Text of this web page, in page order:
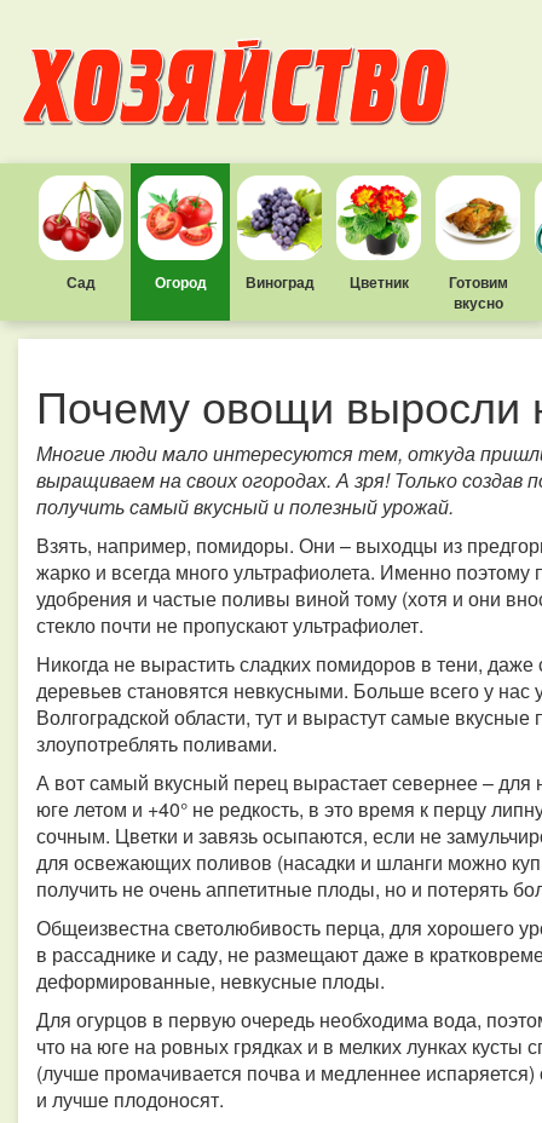
Сад Огород Виноград Цветник
Готовим
вкусно
Почему овощи выросли
Многие люди мало интересуются тем, откуда
выращиваем на своих огородах. А зря! Только создав
получить самый вкусный и полезный урожай.
Взять, например, помидоры. Они – выходцы из
жарко и всегда много ультрафиолета. Именно
удобрения и частые поливы виной тому (хотя и они
стекло почти не пропускают ультрафиолет.
Никогда не вырастить сладких помидоров в тени,
деревьев становятся невкусными. Больше всего у
Волгоградской области, тут и вырастут самые
злоупотреблять поливами.
А вот самый вкусный перец вырастает севернее – для
юге летом и +40° не редкость, в это время к перцу
сочным. Цветки и завязь осыпаются, если не
для освежающих поливов (насадки и шланги можно
получить не очень аппетитные плоды, но и потерять
Общеизвестна светолюбивость перца, для хорошего
в рассаднике и саду, не размещают даже в
деформированные, невкусные плоды.
Для огурцов в первую очередь необходима вода,
что на юге на ровных грядках и в мелких лунках кусты
(лучше промачивается почва и медленнее
и лучше плодоносят.